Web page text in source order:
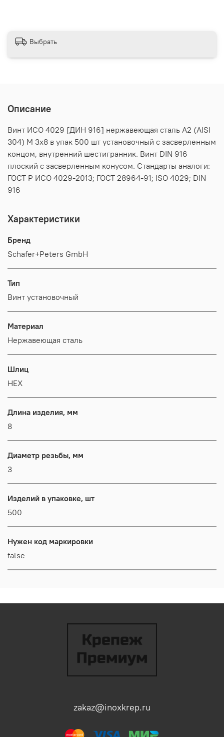
Выбрать
Описание
Винт ИСО 4029 [ДИН 916] нержавеющая сталь А2 (AISI
304) M 3х8 в упак 500 шт установочный с засверленным
концом, внутренний шестигранник. Винт DIN 916
плоский с засверленным конусом. Стандарты аналоги:
ГОСТ Р ИСО 4029-2013; ГОСТ 28964-91; ISO 4029; DIN
916
Характеристики
Бренд
Schafer+Peters GmbH
Тип
Винт установочный
Материал
Нержавеющая сталь
Шлиц
HEX
Длина изделия, мм
8
Диаметр резьбы, мм
3
Изделий в упаковке, шт
500
Нужен код маркировки
false
zakaz@inoxkrep.ru